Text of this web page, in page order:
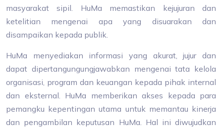
masyarakat sipil. HuMa memastikan kejujuran dan
ketelitian mengenai apa yang disuarakan dan
disampaikan kepada publik.
HuMa menyediakan informasi yang akurat, jujur dan
dapat dipertangungungjawabkan mengenai tata kelola
organisasi, program dan keuangan kepada pihak internal
dan eksternal. HuMa memberikan akses kepada para
pemangku kepentingan utama untuk memantau kinerja
dan pengambilan keputusan HuMa. Hal ini diwujudkan